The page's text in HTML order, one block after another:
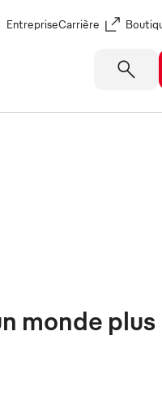
EntrepriseCarrière
monde plus